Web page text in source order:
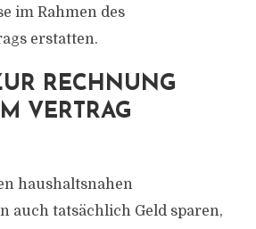
im Rahmen des
erstatten.
RECHNUNG
VERTRAG
haushaltsnahen
auch tatsächlich Geld sparen,